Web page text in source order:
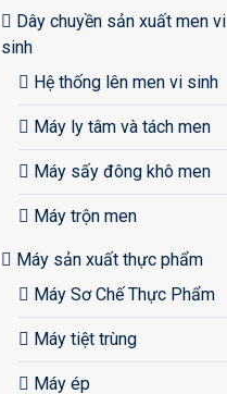
Dây chuyền sản xuất men vi
sinh
Hệ thống lên men vi sinh
Máy ly tâm và tách men
Máy sấy đông khô men
Máy trộn men
Máy sản xuất thực phẩm
Máy Sơ Chế Thực Phẩm
Máy tiệt trùng
Máy ép